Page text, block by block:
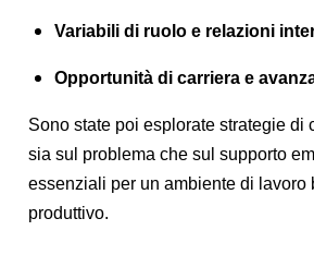
Variabili di ruolo e relazioni
Opportunità di carriera e
Sono state poi esplorate strategie di
sia sul problema che sul supporto
essenziali per un ambiente di lavoro
produttivo.